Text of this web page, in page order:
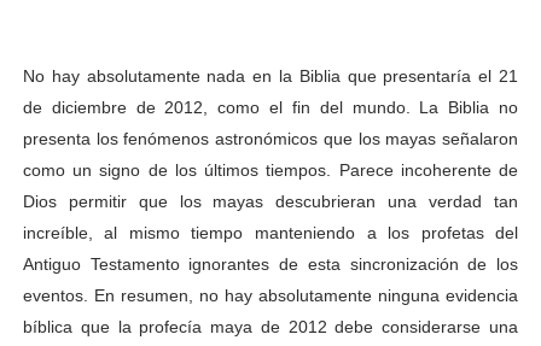
No hay absolutamente nada en la Biblia que presentaría el 21
de diciembre de 2012, como el fin del mundo. La Biblia no
presenta los fenómenos astronómicos que los mayas señalaron
como un signo de los últimos tiempos. Parece incoherente de
Dios permitir que los mayas descubrieran una verdad tan
increíble, al mismo tiempo manteniendo a los profetas del
Antiguo Testamento ignorantes de esta sincronización de los
eventos. En resumen, no hay absolutamente ninguna evidencia
bíblica que la profecía maya de 2012 debe considerarse una